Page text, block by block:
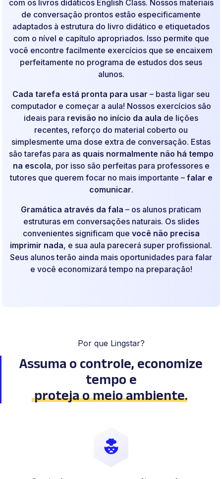
com os livros didáticos English Class. Nossos materiais
de conversação prontos estão especificamente
adaptados à estrutura do livro didático e etiquetados
com o nível e capítulo apropriados. Isso permite que
você encontre facilmente exercícios que se encaixem
perfeitamente no programa de estudos dos seus
alunos.
Cada tarefa está pronta para usar – basta ligar seu
computador e começar a aula! Nossos exercícios são
ideais para revisão no início da aula de lições
recentes, reforço do material coberto ou
simplesmente uma dose extra de conversação. Estas
são tarefas para as quais normalmente não há tempo
na escola, por isso são perfeitas para professores e
tutores que querem focar no mais importante – falar e
comunicar.
Gramática através da fala – os alunos praticam
estruturas em conversações naturais. Os slides
convenientes significam que você não precisa
imprimir nada, e sua aula parecerá super profissional.
Seus alunos terão ainda mais oportunidades para falar
e você economizará tempo na preparação!
Por que Lingstar?
Assuma o controle, economize
tempo e
proteja o meio ambiente.